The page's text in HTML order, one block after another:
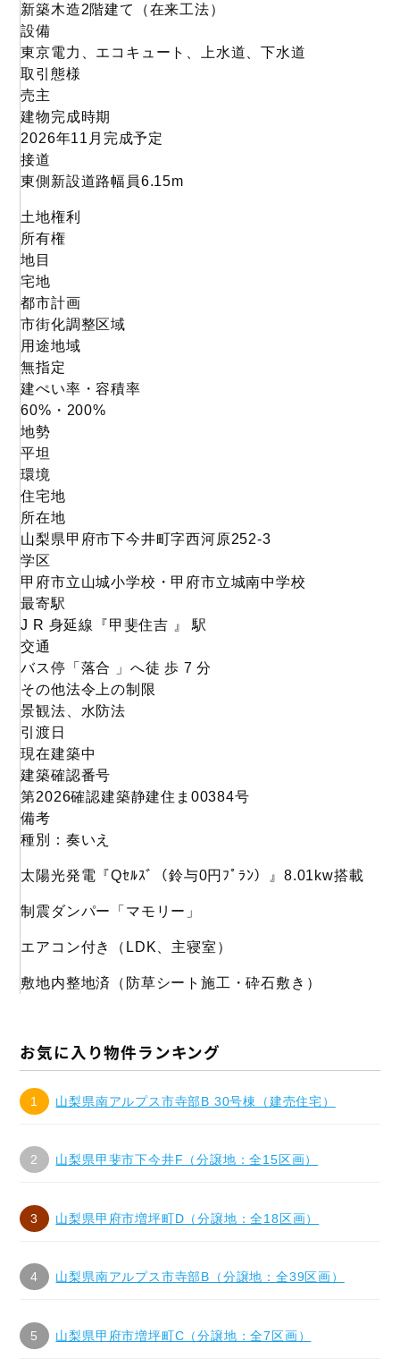
新築木造2階建て（在来工法）
設備
東京電力、エコキュート、上水道、下水道
取引態様
売主
建物完成時期
2026年11月完成予定
接道
東側新設道路幅員6.15m
土地権利
所有権
地目
宅地
都市計画
市街化調整区域
用途地域
無指定
建ぺい率・容積率
60%・200%
地勢
平坦
環境
住宅地
所在地
山梨県甲府市下今井町字西河原252-3
学区
甲府市立山城小学校・甲府市立城南中学校
最寄駅
J R 身延線『甲斐住吉 』 駅
交通
バス停「落合 」へ徒 歩 7 分
その他法令上の制限
景観法、水防法
引渡日
現在建築中
建築確認番号
第2026確認建築静建住ま00384号
備考
種別：奏いえ
太陽光発電『Qｾﾙｽﾞ（鈴与0円ﾌﾟﾗﾝ）』8.01kw搭載
制震ダンパー「マモリー」
エアコン付き（LDK、主寝室）
敷地内整地済（防草シート施工・砕石敷き）
お気に入り物件ランキング
山梨県南アルプス市寺部B 30号棟（建売住宅）
山梨県甲斐市下今井F（分譲地：全15区画）
山梨県甲府市増坪町D（分譲地：全18区画）
山梨県南アルプス市寺部B（分譲地：全39区画）
山梨県甲府市増坪町C（分譲地：全7区画）